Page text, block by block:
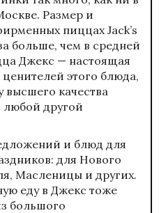
Размер и
пиццах Jack’s
больше, чем в средней
Джекс — настоящая
этого блюда,
качества
любой другой
и блюд для
для Нового
Масленицы и других.
еду в Джекс тоже
большого